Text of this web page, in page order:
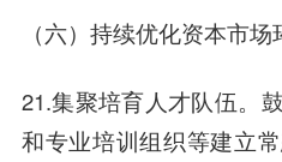
（六）持续优化资本市场
21.集聚培育人才队伍。
和专业培训组织等建立